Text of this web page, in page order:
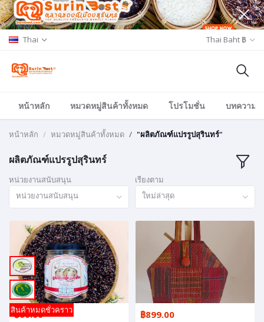
Thai Thai Baht ฿
หน้าหลัก หมวดหมู่สินค้าทั้งหมด โปรโมชั่น บทความ/
หน้าหลัก หมวดหมู่สินค้าทั้งหมด "ผลิตภัณฑ์แปรรูปสุรินทร์"
ผลิตภัณฑ์แปรรูปสุรินทร์
หน่วยงานสนับสนุน
หน่วยงานสนับสนุน
เรียงตาม
ใหม่ล่าสุด
สินค้าหมดชั่วคราว
฿60.00 ฿899.00